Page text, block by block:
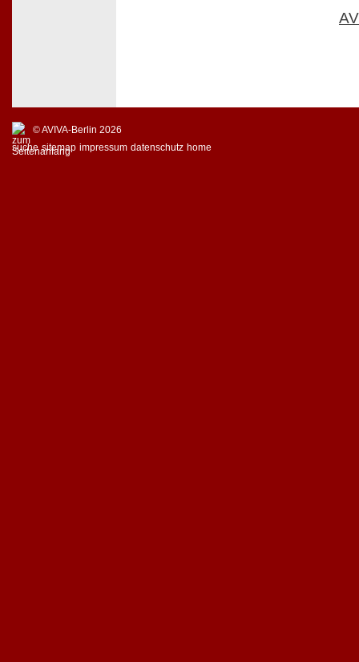
© AVIVA-Berlin 2026
suche sitemap impressum datenschutz home